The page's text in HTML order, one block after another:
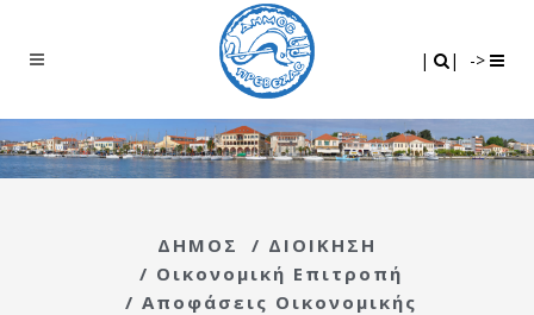
| | ->
ΔΗΜΟΣ / ΔΙΟΙΚΗΣΗ
/ Οικονομική Επιτροπή
/ Αποφάσεις Οικονομικής